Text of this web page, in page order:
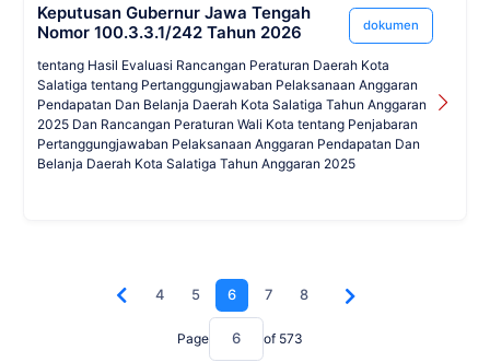
Keputusan Gubernur Jawa Tengah
Nomor 100.3.3.1/242 Tahun 2026
dokumen
tentang Hasil Evaluasi Rancangan Peraturan Daerah Kota
Salatiga tentang Pertanggungjawaban Pelaksanaan Anggaran
Pendapatan Dan Belanja Daerah Kota Salatiga Tahun Anggaran
2025 Dan Rancangan Peraturan Wali Kota tentang Penjabaran
Pertanggungjawaban Pelaksanaan Anggaran Pendapatan Dan
Belanja Daerah Kota Salatiga Tahun Anggaran 2025
4 5 6 7 8
Page of 573